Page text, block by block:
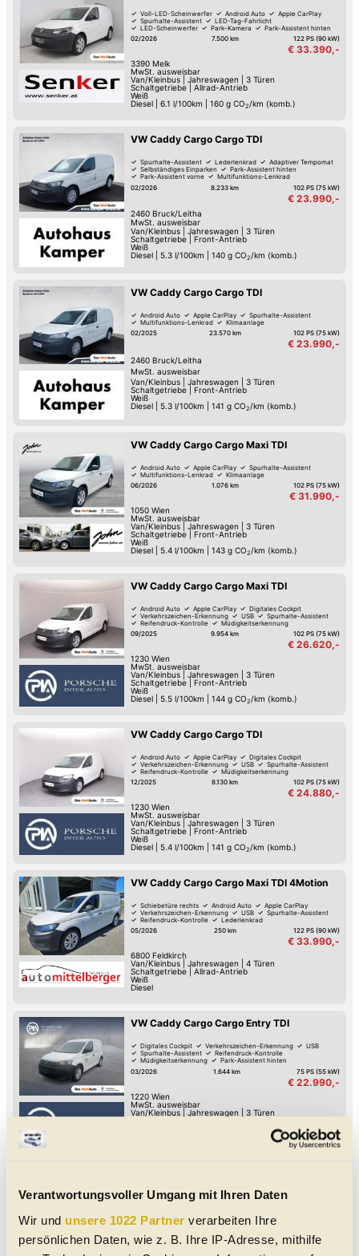
Verantwortungsvoller Umgang mit Ihren Daten
Wir und unsere 1022 Partner verarbeiten Ihre
persönlichen Daten, wie z. B. Ihre IP-Adresse, mithilfe
Voll-LED-Scheinwerfer Android Auto
Apple CarPlay
Spurhalte-Assistent
LED-Tag-Fahrlicht
LED-Scheinwerfer
Park-Kamera
Park-Assistent hinten
02/2026
7.500 km 122 PS (90 kW)
€ 33.390,-
3390 Melk
MwSt. ausweisbar
Van/Kleinbus| Jahreswagen
3 Türen
Schaltgetriebe| Allrad-Antrieb
Weiß
Diesel
6.1 l/100km 160 g CO2 /km (komb.)
VW Caddy Cargo Cargo TDI
Spurhalte-Assistent Lederlenkrad
Adaptiver Tempomat
Selbständiges Einparken
Park-Assistent hinten
Park-Assistent vorne
Multifunktions-Lenkrad
Klimaanlage
02/2026 8.233 km 102 PS (75 kW)
€ 23.990,-
2460 Bruck/Leitha
MwSt. ausweisbar
Van/Kleinbus| Jahreswagen
3 Türen
Schaltgetriebe|
Front-Antrieb
Weiß
Diesel
5.3 l/100km 140 g CO2/km (komb.)
VW Caddy Cargo Cargo TDI
Android Auto Apple CarPlay
Spurhalte-Assistent
Multifunktions-Lenkrad
Klimaanlage
02/2025
23.570 km 102 PS (75 kW)
€ 23.990,-
2460 Bruck/Leitha
MwSt. ausweisbar
Van/Kleinbus| Jahreswagen
3 Türen
Schaltgetriebe|
Front-Antrieb
Weiß
Diesel
5.3 l/100km 141 g CO2 /km (komb.)
VW Caddy Cargo Cargo Maxi TDI
Android Auto Apple CarPlay
Spurhalte-Assistent
Multifunktions-Lenkrad
Klimaanlage
06/2026
1.076 km 102 PS (75 kW)
€ 31.990,-
1050 Wien
MwSt. ausweisbar
Van/Kleinbus| Jahreswagen
3 Türen
Schaltgetriebe| Front-Antrieb
Weiß
Diesel
5.4 l/100km 143 g CO2 /km (komb.)
VW Caddy Cargo Cargo Maxi TDI
Android Auto Apple CarPlay
Digitales Cockpit
Verkehrszeichen-Erkennung
USB
Spurhalte-Assistent
Reifendruck-Kontrolle
Müdigkeitserkennung
09/2025
9.954 km 102 PS (75 kW)
€ 26.620,-
1230 Wien
MwSt. ausweisbar
Van/Kleinbus| Jahreswagen
3 Türen
Schaltgetriebe| Front-Antrieb
Weiß
Diesel
5.5 l/100km 144 g CO2 /km (komb.)
VW Caddy Cargo Cargo TDI
Android Auto Apple CarPlay
Digitales Cockpit
Verkehrszeichen-Erkennung
USB
Spurhalte-Assistent
Reifendruck-Kontrolle
Müdigkeitserkennung
12/2025
8.130 km 102 PS (75 kW)
€ 24.880,-
1230 Wien
MwSt. ausweisbar
Van/Kleinbus| Jahreswagen
3 Türen
Schaltgetriebe| Front-Antrieb
Weiß
Diesel
5.4 l/100km 141 g CO2 /km (komb.)
VW Caddy Cargo Cargo Maxi TDI 4Motion
Schiebetüre rechts Android Auto
Apple CarPlay
Verkehrszeichen-Erkennung
USB
Spurhalte-Assistent
Reifendruck-Kontrolle
Lederlenkrad
05/2026
250 km 122 PS (90 kW)
€ 33.990,-
6800 Feldkirch
Van/Kleinbus| Jahreswagen
4 Türen
Schaltgetriebe| Allrad-Antrieb
Weiß
Diesel
VW Caddy Cargo Cargo Entry TDI
Digitales Cockpit Verkehrszeichen-Erkennung
USB
Spurhalte-Assistent
Reifendruck-Kontrolle
Müdigkeitserkennung
Park-Assistent hinten
03/2026 1.644 km 75 PS (55 kW)
€ 22.990,-
1220 Wien
MwSt. ausweisbar
Van/Kleinbus| Jahreswagen
3 Türen
Schaltgetriebe |
Front-Antrieb
/km (komb.)
Android Auto Apple CarPlay
Digitales Cockpit
Verkehrszeichen-Erkennung
03/2026
251 km
3100 St. Pölten
MwSt. ausweisbar